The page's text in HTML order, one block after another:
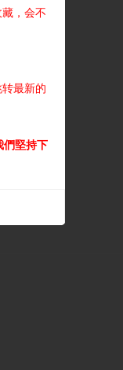
，会不
最新的
們堅持下